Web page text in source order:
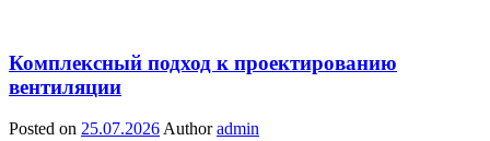
Комплексный подход к проектированию
вентиляции
Posted on 25.07.2026 Author admin